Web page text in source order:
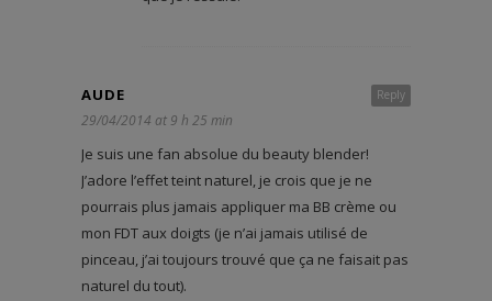
Reply
AUDE
29/04/2014 at 9 h 25 min
Je suis une fan absolue du beauty blender!
J’adore l’effet teint naturel, je crois que je ne
pourrais plus jamais appliquer ma BB crème ou
mon FDT aux doigts (je n’ai jamais utilisé de
pinceau, j’ai toujours trouvé que ça ne faisait pas
naturel du tout).